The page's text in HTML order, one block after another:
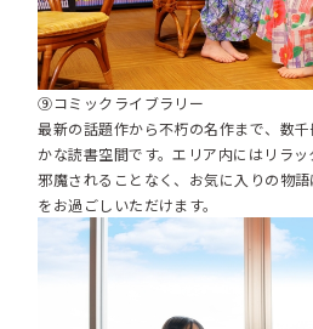
⑨コミックライブラリー
最新の話題作から不朽の名作まで、数
かな読書空間です。エリア内にはリラ
邪魔されることなく、お気に入りの物
をお過ごしいただけます。